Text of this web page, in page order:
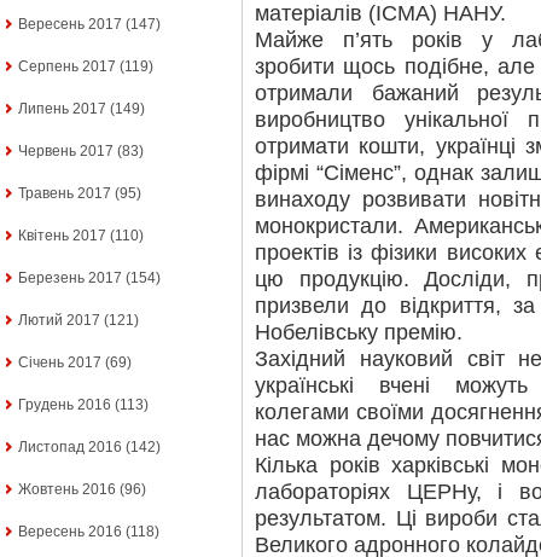
Вересень 2017 (147)
Серпень 2017 (119)
Липень 2017 (149)
Червень 2017 (83)
Травень 2017 (95)
Квітень 2017 (110)
Березень 2017 (154)
Лютий 2017 (121)
Січень 2017 (69)
Грудень 2016 (113)
Листопад 2016 (142)
Жовтень 2016 (96)
Вересень 2016 (118)
матеріалів (ІСМА) НАНУ.
Майже п’ять років у
зробити щось подібне,
отримали бажаний
виробництво
отримати кошти, українці
фірмі “Сіменс”, однак
винаходу розвивати
монокристали.
проектів із фізики
цю продукцію. Досліди,
призвели до відкриття,
Нобелівську премію.
Західний науковий світ
українські вчені
колегами своїми
нас можна дечому
Кілька років харківські
лабораторіях ЦЕРНу, і
результатом. Ці вироби
Великого адронного